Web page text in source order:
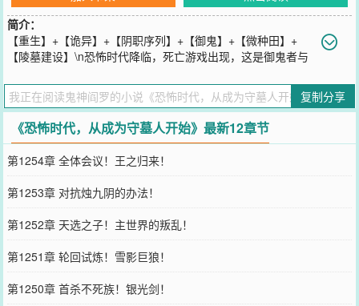
简介：
【重生】+【诡异】+【阴职序列】+【御鬼】+【微种田】+
【陵墓建设】\n恐怖时代降临，死亡游戏出现，这是御鬼者与
未来重生于诡异时代刚刚降临之初。\n旧日的规则濒临破碎，黑暗的
黎明谁主沉浮。\n楚青从长夜苏醒，于地狱归来。\n在这诡异横行，
朝不保夕的时代，建立一个属于自己的王国与时代。\n“我叫楚青，你
们可以叫我楚江王，亦或者是……阴天子。”
您要是觉得《恐怖时代，从成为守墓人开始
向您QQ群和微博微信里的朋友推荐哦！
复制分享
《恐怖时代，从成为守墓人开始》最新12章节
第1254章 全体会议！王之归来！
第1253章 对抗烛九阴的办法！
第1252章 天选之子！主世界的叛乱！
第1251章 轮回试炼！雪影巨狼！
第1250章 首杀不死族！银光剑！